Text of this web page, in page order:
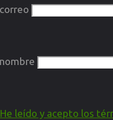
He leído y acepto los